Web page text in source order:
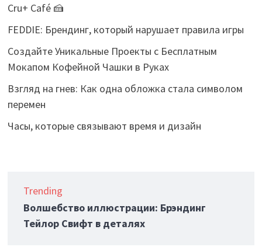
Cru+ Café 🍰
FEDDIE: Брендинг, который нарушает правила игры
Создайте Уникальные Проекты с Бесплатным
Мокапом Кофейной Чашки в Руках
Взгляд на гнев: Как одна обложка стала символом
перемен
Часы, которые связывают время и дизайн
Trending
Волшебство иллюстрации: Брэндинг
Тейлор Свифт в деталях